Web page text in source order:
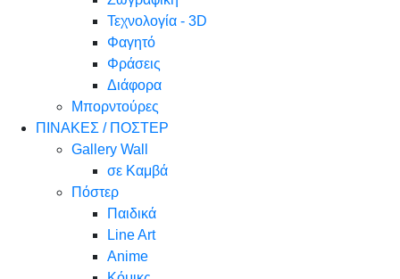
Τεχνολογία - 3D
Φαγητό
Φράσεις
Διάφορα
Μπορντούρες
ΠΙΝΑΚΕΣ / ΠΟΣΤΕΡ
Gallery Wall
σε Καμβά
Πόστερ
Παιδικά
Line Art
Anime